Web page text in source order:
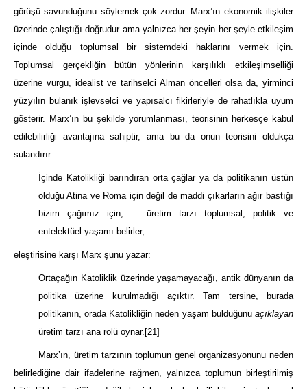
görüşü savunduğunu söylemek çok zordur. Marx’ın ekonomik ilişkiler
üzerinde çalıştığı doğrudur ama yalnızca her şeyin her şeyle etkileşim
içinde olduğu toplumsal bir sistemdeki haklarını vermek için.
Toplumsal gerçekliğin bütün yönlerinin karşılıklı etkileşimselliği
üzerine vurgu, idealist ve tarihselci Alman öncelleri olsa da, yirminci
yüzyılın bulanık işlevselci ve yapısalcı fikirleriyle de rahatlıkla uyum
gösterir. Marx’ın bu şekilde yorumlanması, teorisinin herkesçe kabul
edilebilirliği avantajına sahiptir, ama bu da onun teorisini oldukça
sulandırır.
İçinde Katolikliği barındıran orta çağlar ya da politikanın üstün
olduğu Atina ve Roma için değil de maddi çıkarların ağır bastığı
bizim çağımız için, … üretim tarzı toplumsal, politik ve
entelektüel yaşamı belirler,
eleştirisine karşı Marx şunu yazar:
Ortaçağın Katoliklik üzerinde yaşamayacağı, antik dünyanın da
politika üzerine kurulmadığı açıktır. Tam tersine, burada
politikanın, orada Katolikliğin neden yaşam bulduğunu açıklayan
üretim tarzı ana rolü oynar. [21]
Marx’ın, üretim tarzının toplumun genel organizasyonunu neden
belirlediğine dair ifadelerine rağmen, yalnızca toplumun birleştirilmiş